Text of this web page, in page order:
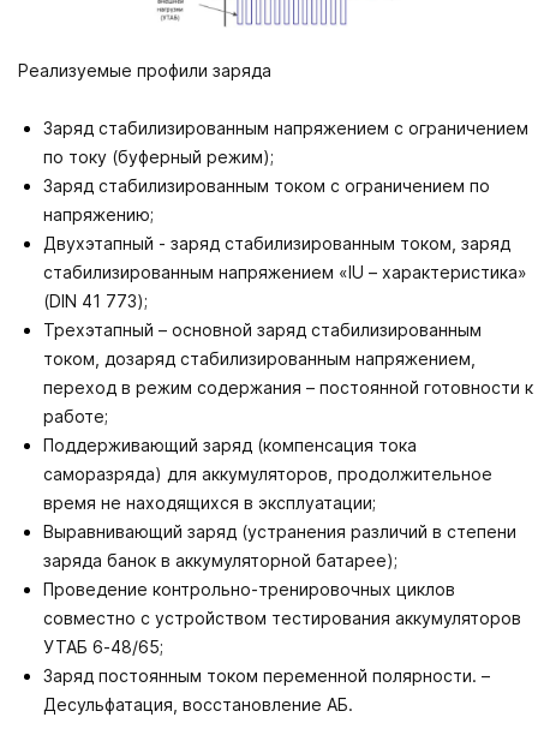
Реализуемые профили заряда
Заряд стабилизированным напряжением с ограничением
по току (буферный режим);
Заряд стабилизированным током с ограничением по
напряжению;
Двухэтапный - заряд стабилизированным током, заряд
стабилизированным напряжением «IU – характеристика»
(DIN 41 773);
Трехэтапный – основной заряд стабилизированным
током, дозаряд стабилизированным напряжением,
переход в режим содержания – постоянной готовности к
работе;
Поддерживающий заряд (компенсация тока
саморазряда) для аккумуляторов, продолжительное
время не находящихся в эксплуатации;
Выравнивающий заряд (устранения различий в степени
заряда банок в аккумуляторной батарее);
Проведение контрольно-тренировочных циклов
совместно с устройством тестирования аккумуляторов
УТАБ 6-48/65;
Заряд постоянным током переменной полярности. –
Десульфатация, восстановление АБ.